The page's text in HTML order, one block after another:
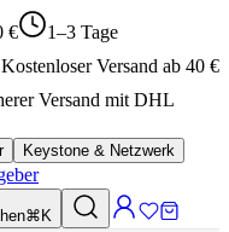
€
1–3 Tage
Kostenloser Versand ab 40 €
Versand mit DHL
Keystone & Netzwerk
⌘K